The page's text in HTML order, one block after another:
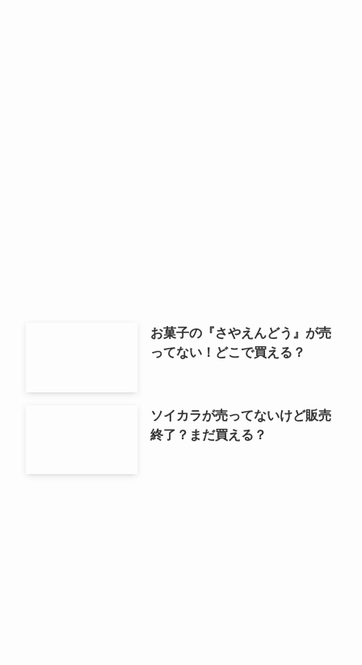
お菓子の『さやえんどう』が売
ってない！どこで買える？
ソイカラが売ってないけど販売
終了？まだ買える？